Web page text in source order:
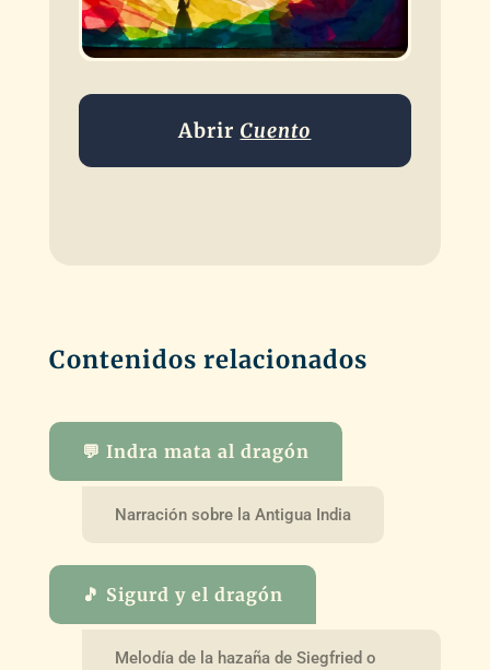
Abrir Cuento
Contenidos relacionados
💬 Indra mata al dragón
Narración sobre la Antigua India
🎵 Sigurd y el dragón
Melodía de la hazaña de Siegfried o